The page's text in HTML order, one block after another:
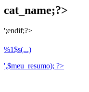
cat_name;?>
';endif;?>
%1$s(...)
',$meu_resumo); ?>